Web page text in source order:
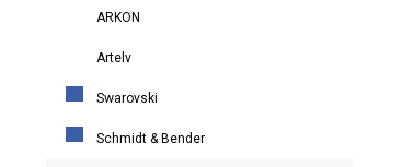
ARKON
Artelv
Swarovski
Schmidt & Bender